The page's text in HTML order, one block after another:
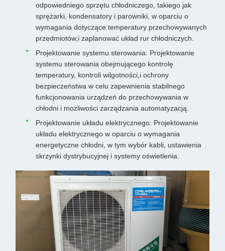
odpowiedniego sprzętu chłodniczego, takiego jak
sprężarki, kondensatory i parowniki, w oparciu o
wymagania dotyczące temperatury przechowywanych
przedmiotów,i zaplanować układ rur chłodniczych.
Projektowanie systemu sterowania: Projektowanie
systemu sterowania obejmującego kontrolę
temperatury, kontroli wilgotności,i ochrony
bezpieczeństwa w celu zapewnienia stabilnego
funkcjonowania urządzeń do przechowywania w
chłodni i możliwości zarządzania automatyzacją.
Projektowanie układu elektrycznego: Projektowanie
układu elektrycznego w oparciu o wymagania
energetyczne chłodni, w tym wybór kabli, ustawienia
skrzynki dystrybucyjnej i systemy oświetlenia.